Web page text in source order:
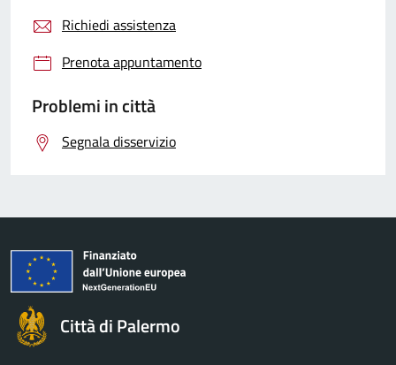
Richiedi assistenza
Prenota appuntamento
Problemi in città
Segnala disservizio
Città di Palermo